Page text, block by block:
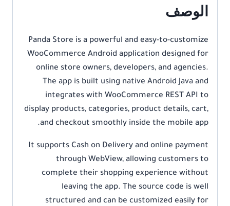
Code
الوصف
Panda Store is a powerful and easy-to-customize
WooCommerce Android application designed for
online store owners, developers, and agencies.
The app is built using native Android Java and
integrates with WooCommerce REST API to
display products, categories, product details, cart,
and checkout smoothly inside the mobile app.
It supports Cash on Delivery and online payment
through WebView, allowing customers to
complete their shopping experience without
leaving the app. The source code is well
structured and can be customized easily for